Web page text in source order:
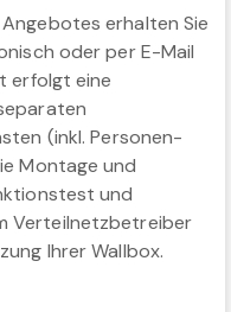
erhalten Sie
oder per E-Mail
erfolgt eine
(inkl. Personen-
Montage und
und
Verteilnetzbetreiber
Ihrer Wallbox.